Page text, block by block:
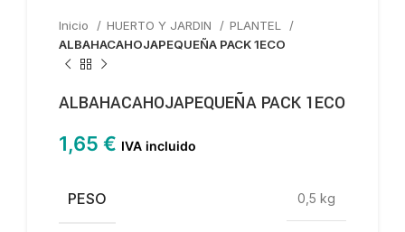
Inicio HUERTO Y JARDIN
PLANTEL
ALBAHACAHOJAPEQUEÑA PACK 1ECO
ALBAHACAHOJAPEQUEÑA PACK 1ECO
1,65 € IVA incluido
PESO 0,5 kg